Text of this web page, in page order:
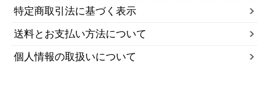
特定商取引法に基づく表示
送料とお支払い方法について
個人情報の取扱いについて